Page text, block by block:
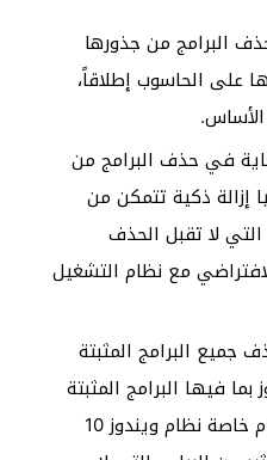
البرامج من جذورها
على الحاسوب إطلاقاً،
في حذف البرامج من
إزالة ذكية تتمكن من
لا تقبل الحذف
مع نظام التشغيل
البرامج المثبتة
فيها البرامج المثبتة
بشكل افتراضي مع النظام خاصة نظام ويندوز 10